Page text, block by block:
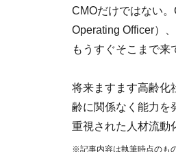
CMOだけではない
Operating Officer）
もうすぐそこまで来
将来ますます高齢化
齢に関係なく能力を
重視された人材流動
※記事内容は執筆時点のも